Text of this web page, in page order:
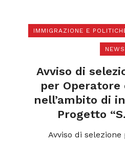
IMMIGRAZIONE E
NEWS
Avviso di
per
nell’ambito di
Progetto
Avviso di